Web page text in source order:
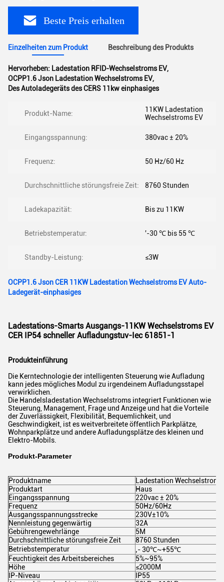
Beste Preis erhalten
Einzelheiten zum Produkt Beschreibung des Produkts
Hervorheben: Ladestation RFID-Wechselstroms EV,
OCPP1.6 Json Ladestation Wechselstroms EV,
Des Autoladegeräts des CERS 11kw einphasiges
Produkt-Name:
11KW Ladestation
Wechselstroms EV
Eingangsspannung: 380vac ± 20%
Frequenz: 50 Hz/60 Hz
Durchschnittliche störungsfreie Zeit: 8760 Stunden
Ladekapazität: Bis zu 11KW
Betriebstemperatur: '-30 ℃ bis 55 ℃
Standby-Leistung: ≤3W
OCPP1.6 Json CER 11KW Ladestation Wechselstroms EV Auto-
Ladegerät-einphasiges
Ladestations-Smarts Ausgangs-11KW Wechselstroms EV
CER IP54 schneller Aufladungstuv-Iec 61851-1
Produkteinführung
Die Kerntechnologie der intelligenten Steuerung wie Aufladung
kann jedes mögliches Modul zu irgendeinem Aufladungsstapel
verwirklichen.
Die Handelsladestation Wechselstroms integriert Funktionen wie
Steuerung, Management, Frage und Anzeige und hat die Vorteile
der Zuverlässigkeit, Flexibilität, Bequemlichkeit, und
Geschwindigkeit, ist es weitverbreitete öffentlich Parkplätze,
Wohnparkplätze und andere Aufladungsplätze des kleinen und
Elektro-Mobils.
Produkt-Parameter
Produktname
Ladestation Wechselstroms
Produktart
Haus
Eingangsspannung
220vac ± 20%
Frequenz
50Hz/60Hz
Ausgangsspannungsstrecke
230V±10%
Nennleistung gegenwärtig
32A
Gebührengewehrlänge
5M
Durchschnittliche störungsfreie Zeit
8760 Stunden
Betriebstemperatur
‚- 30℃~+55℃
Feuchtigkeit des Arbeitsbereiches
5%~95%
Höhe
≤2000M
IP-Niveau
IP55